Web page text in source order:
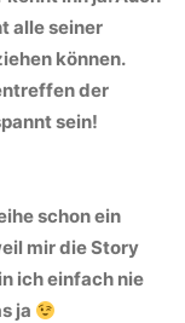
alle seiner
können.
der
sein!
schon ein
mir die Story
ich einfach nie
ja